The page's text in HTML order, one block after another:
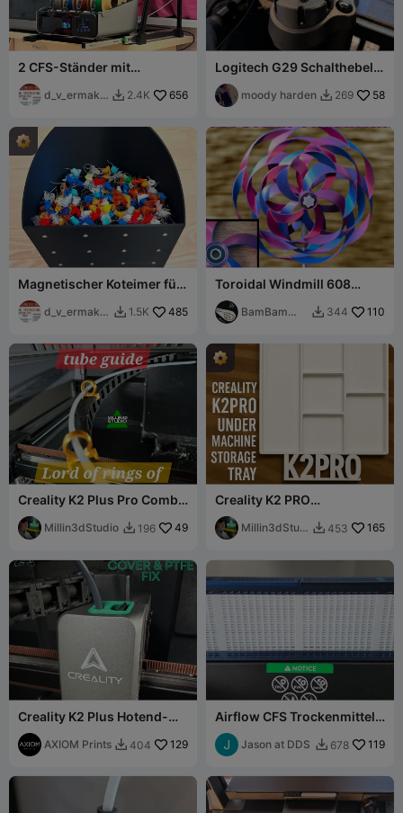
2 CFS-Ständer mit
Gleitschienen (nicht
drehbar)d_v_ermako
 2.4K 656
Logitech G29 Schalthebel
H-Schaltmod
moody harden  269 58
Magnetischer Koteimer für
K2 Plus
d_v_ermako
 1.5K 485
Toroidal Windmill 608
Bearing Mod
BamBam
 344 110
Creality K2 Plus Pro Combo
PTFE-Schlauchführung
LOTR Herr der Ringe
Millin3dStudio  196 49
Creality K2 PRO
Unterschublade mit Füßen
Millin3dStudi  453 165
Creality K2 Plus Hotend-
Abdeckung & PTFE-Fix
AXIOM Prints  404 129
Airflow CFS Trockenmittel-
Mod
Jason at DDS  678 119